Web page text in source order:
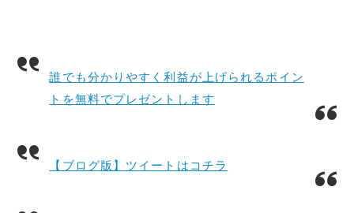
誰でも分かりやすく利益が上げられるポイン
トを無料でプレゼントします
【ブログ版】ツイートはコチラ